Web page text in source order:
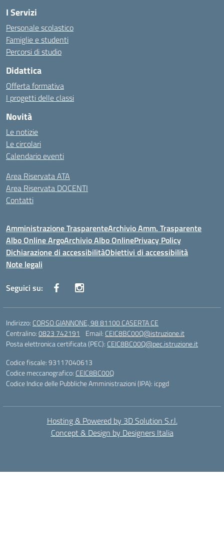
I Servizi
Personale scolastico
Famiglie e studenti
Percorsi di studio
Didattica
Offerta formativa
I progetti delle classi
Novità
Le notizie
Le circolari
Calendario eventi
Area Riservata ATA
Area Riservata DOCENTI
Contatti
Amministrazione TrasparenteArchivio Amm. Trasparente
Albo Online ArgoArchivio Albo OnlinePrivacy Policy
Dichiarazione di accessibilitàObiettivi di accessibilità
Note legali
Seguici su:
Indirizzo: CORSO GIANNONE, 98 81100 CASERTA CE
Centralino:0823 742191 Email: CEIC8BC00Q@istruzione.it
Posta elettronica certificata (PEC): CEIC8BC00Q@pec.istruzione.it
Codice fiscale: 93117040613
Codice meccanografico: CEIC8BC00Q
Codice Indice delle Pubbliche Amministrazioni (IPA): icpgd
Hosting & Powered by 3D Solution S.r.l.
Concept & Design by Designers Italia